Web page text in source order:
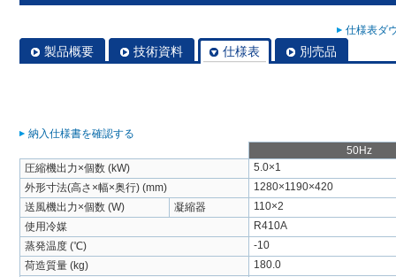
仕様表ダ
製品概要 技術資料 仕様表 別売品
納入仕様書を確認する
50Hz
圧縮機出力×個数 (kW)
5.0×1
外形寸法(高さ×幅×奥行) (mm)
1280×1190×420
送風機出力×個数 (W)
凝縮器
110×2
使用冷媒
R410A
蒸発温度 (℃)
-10
荷造質量 (kg)
180.0